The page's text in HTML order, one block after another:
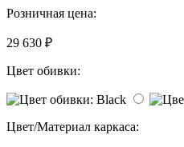
Розничная цена:
29 630 ₽
Цвет обивки:
Цвет/Материал каркаса: